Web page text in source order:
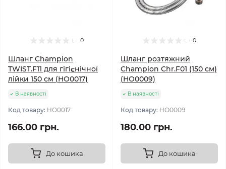
0
Шланг Champion
TWIST.F11 для гігієнічної
лійки 150 см (HO0017)
В наявності
Код товару: HO0017
166.00 грн.
До кошика
0
Шланг розтяжний
Champion Chr.F01 (150 см)
(HO0009)
В наявності
Код товару: HO0009
180.00 грн.
До кошика